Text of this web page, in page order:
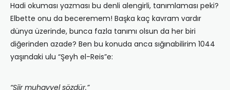
Hadi okuması yazması bu denli alengirli, tanımlaması peki?
Elbette onu da beceremem! Başka kaç kavram vardır
dünya üzerinde, bunca fazla tanımı olsun da her biri
diğerinden azade? Ben bu konuda anca sığınabilirim 1044
yaşındaki ulu “Şeyh el-Reis”e:
“Şiir muhayyel sözdür.”